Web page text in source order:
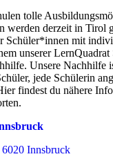
tolle
werden derzeit in Tirol
Schüler*innen mit
unserer LernQuadrat
Unsere Nachhilfe
jede Schülerin
findest du nähere
6020 Innsbruck